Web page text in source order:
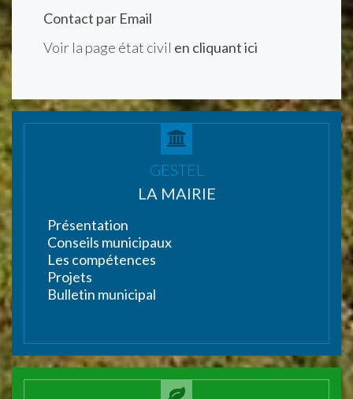
Contact par Email
Voir la page état civil en cliquant ici
GESTEL
LA MAIRIE
Présentation
Conseils municipaux
Les compétences
Projets
Bulletin municipal